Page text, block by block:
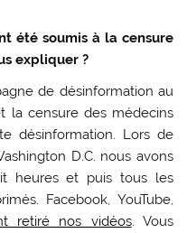
été soumis à la censure
expliquer ?
de désinformation au
la censure des médecins
désinformation. Lors de
D.C. nous avons
heures et puis tous les
Facebook, YouTube,
retiré nos vidéos. Vous